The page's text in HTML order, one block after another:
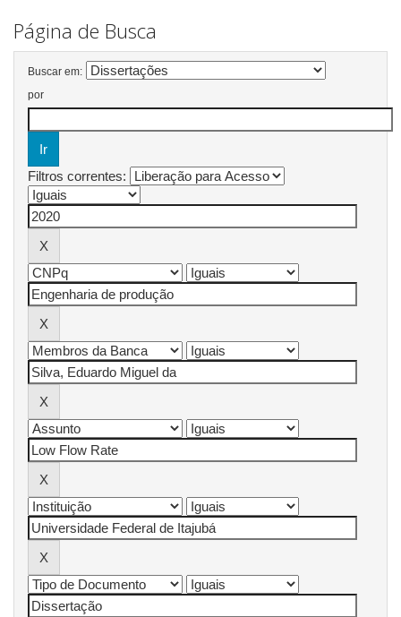
Página de Busca
Buscar em:
por
Filtros correntes: